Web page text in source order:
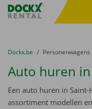
Fratello DEMO
U bevindt zich hier:
van
Dockx.be naar
Personenwagens
Auto huren
Een auto huren in
assortiment modellen